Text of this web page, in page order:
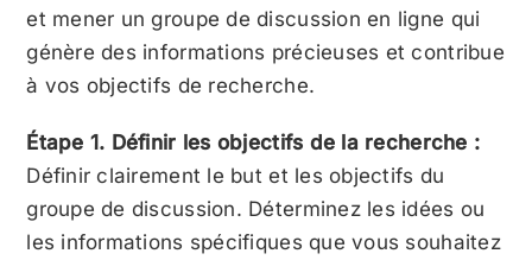
et mener un groupe de discussion en ligne qui
génère des informations précieuses et contribue
à vos objectifs de recherche.
Étape 1. Définir les objectifs de la recherche :
Définir clairement le but et les objectifs du
groupe de discussion. Déterminez les idées ou
les informations spécifiques que vous souhaitez